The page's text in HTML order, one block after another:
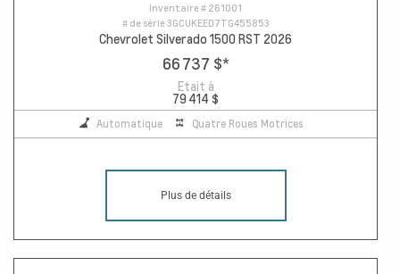
Inventaire # 261001
# de série3GCUKEED7TG455853
Chevrolet Silverado 1500 RST 2026
66 737 $*
Etait à
79 414 $
Automatique Quatre Roues Motrices
Plus de détails